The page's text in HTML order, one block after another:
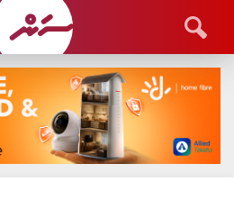
SSTV LIVE